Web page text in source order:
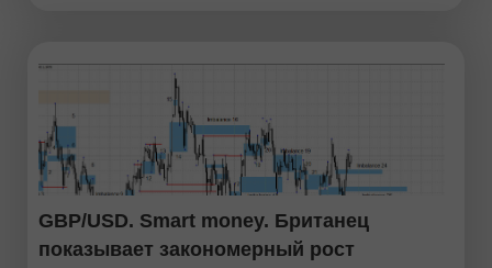
GBP/USD. Smart money. Британец
показывает закономерный рост